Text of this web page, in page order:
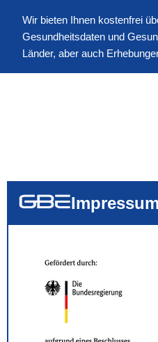
Wir bieten Ihnen kostenfrei
Gesundheitsdaten und
Länder, aber auch
Impressum